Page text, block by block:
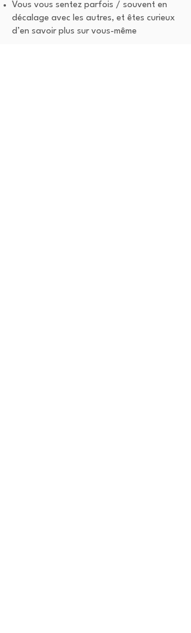
Vous vous sentez parfois / souvent en
décalage avec les autres, et êtes curieux
d’en savoir plus sur vous-même